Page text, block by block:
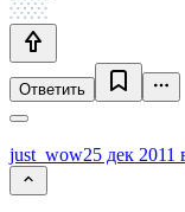
Ответить
just_wow25 дек 2011